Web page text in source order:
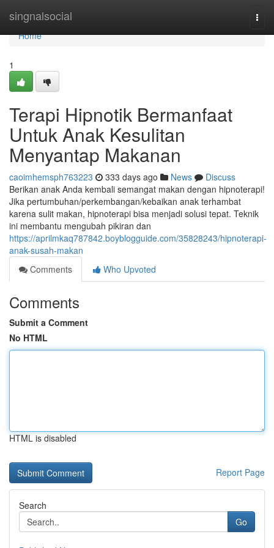
singnalsocial
Home
Home
1
Terapi Hipnotik Bermanfaat
Untuk Anak Kesulitan
Menyantap Makanan
caoimhemsph763223 333 days ago News
Discuss
Berikan anak Anda kembali semangat makan dengan hipnoterapi!
Jika pertumbuhan/perkembangan/kebaikan anak terhambat
karena sulit makan, hipnoterapi bisa menjadi solusi tepat. Teknik
ini membantu mengubah pikiran dan
https://aprilmkaq787842.boyblogguide.com/35828243/hipnoterapi-
anak-susah-makan
Comments
Who Upvoted
Comments
Submit a Comment
No HTML
HTML is disabled
Report Page
Search
Go